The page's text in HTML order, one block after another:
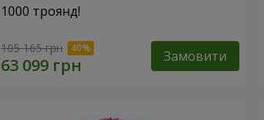
1000 троянд!
105 165 грн Замовити